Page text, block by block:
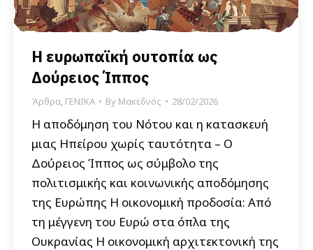
Η ευρωπαϊκή ουτοπία ως
Δούρειος Ίππος
Άρθρα, ΓΕΝΙΚΑ By Μακεδνός 28/02/2026
Η αποδόμηση του Νότου και η κατασκευή
μιας Ηπείρου χωρίς ταυτότητα – Ο
Δούρειος Ίππος ως σύμβολο της
πολιτισμικής και κοινωνικής αποδόμησης
της Ευρώπης Η οικονομική προδοσία: Από
τη μέγγενη του Ευρώ στα όπλα της
Ουκρανίας Η οικονομική αρχιτεκτονική της